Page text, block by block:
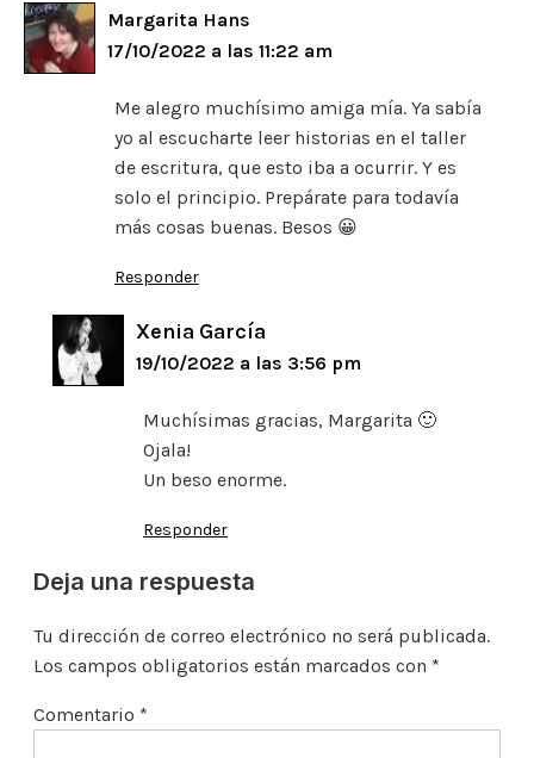
i
r
Margarita Hans
17/10/2022 a las 11:22 am
Me alegro muchísimo amiga mía. Ya sabía
yo al escucharte leer historias en el taller
de escritura, que esto iba a ocurrir. Y es
solo el principio. Prepárate para todavía
más cosas buenas. Besos 😀
Responder
Xenia García
19/10/2022 a las 3:56 pm
Muchísimas gracias, Margarita 🙂
Ojala!
Un beso enorme.
Responder
Deja una respuesta
Tu dirección de correo electrónico no será publicada.
Los campos obligatorios están marcados con *
Comentario *